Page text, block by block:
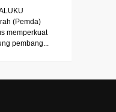
(Pemda)
memperkuat
pembang...